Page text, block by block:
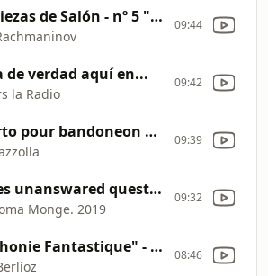
Siete Piezas de Salón - nº 5 "Humoresca" 09:44
de verdad aquí en...
la Radio
09:42
Concerto pour bandoneon et guitare 'Hommage a Liège' - I.Introducción ● Bandoneonist: Astor Piazzolla / Conduced by Leo Brouwer / Liège Philharmonic Orchestra 09:39
The Ives unanswared question
Monge. 2019
09:32
"Symphonie Fantastique" - Myung-Whun Chung & L'Orchestre Philharmonique de Radio France 08:46